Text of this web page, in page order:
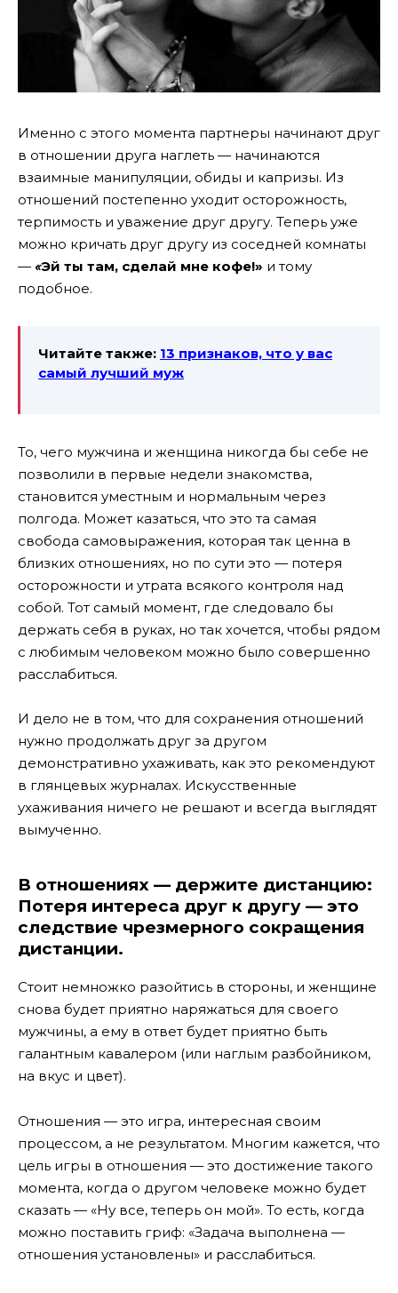
Именно с этого момента партнеры начинают друг
в отношении друга наглеть — начинаются
взаимные манипуляции, обиды и капризы. Из
отношений постепенно уходит осторожность,
терпимость и уважение друг другу. Теперь уже
можно кричать друг другу из соседней комнаты
— «Эй ты там, сделай мне кофе!» и тому
подобное.
Читайте также: 13 признаков, что у вас
самый лучший муж
То, чего мужчина и женщина никогда бы себе не
позволили в первые недели знакомства,
становится уместным и нормальным через
полгода. Может казаться, что это та самая
свобода самовыражения, которая так ценна в
близких отношениях, но по сути это — потеря
осторожности и утрата всякого контроля над
собой. Тот самый момент, где следовало бы
держать себя в руках, но так хочется, чтобы рядом
с любимым человеком можно было совершенно
расслабиться.
И дело не в том, что для сохранения отношений
нужно продолжать друг за другом
демонстративно ухаживать, как это рекомендуют
в глянцевых журналах. Искусственные
ухаживания ничего не решают и всегда выглядят
вымученно.
В отношениях — держите дистанцию:
Потеря интереса друг к другу — это
следствие чрезмерного сокращения
дистанции.
Стоит немножко разойтись в стороны, и женщине
снова будет приятно наряжаться для своего
мужчины, а ему в ответ будет приятно быть
галантным кавалером (или наглым разбойником,
на вкус и цвет).
Отношения — это игра, интересная своим
процессом, а не результатом. Многим кажется, что
цель игры в отношения — это достижение такого
момента, когда о другом человеке можно будет
сказать — «Ну все, теперь он мой». То есть, когда
можно поставить гриф: «Задача выполнена —
отношения установлены» и расслабиться.